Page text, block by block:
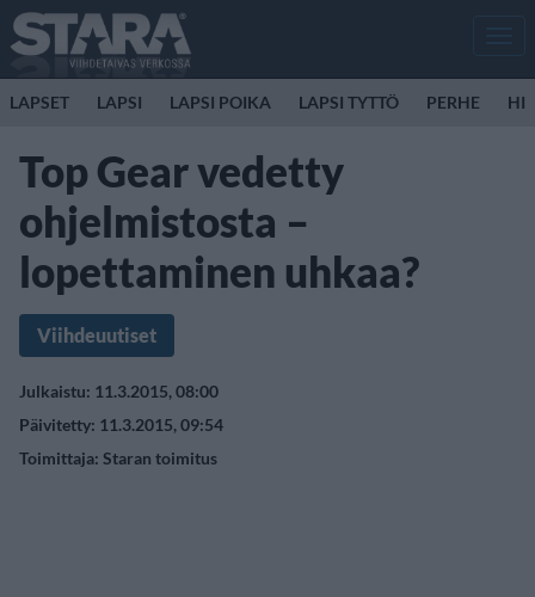
LAPSET LAPSI LAPSI POIKA LAPSI TYTTÖ PERHE
Top Gear vedetty
ohjelmistosta –
lopettaminen uhkaa?
Viihdeuutiset
Julkaistu: 11.3.2015, 08:00
Päivitetty: 11.3.2015, 09:54
Toimittaja: Staran toimitus